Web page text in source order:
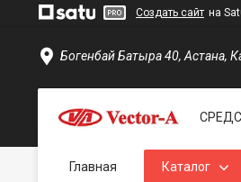
Создать сайт на
Богенбай Батыра 40, Астана,
Главная Каталог